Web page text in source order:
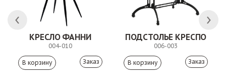
КРЕСЛО ФАННИ
004-010
Заказ
ПОДСТОЛЬЕ КРЕСПО
006-003
Заказ